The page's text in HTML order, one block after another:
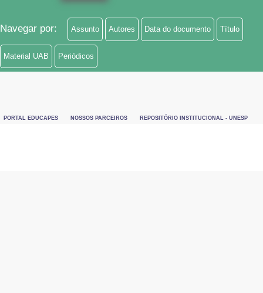
Navegar por: Assunto Autores Data do documento Título
Material UAB Periódicos
PORTAL EDUCAPES NOSSOS PARCEIROS REPOSITÓRIO INSTITUCIONAL - UNESP